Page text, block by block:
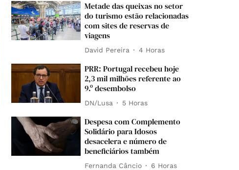
Metade das queixas no setor
do turismo estão relacionadas
com sites de reservas de
viagens
David Pereira 4 Horas
PRR: Portugal recebeu hoje
2,3 mil milhões referente ao
9.º desembolso
DN/Lusa 5 Horas
Despesa com Complemento
Solidário para Idosos
desacelera e número de
beneficiários também
Fernanda Câncio 6 Horas